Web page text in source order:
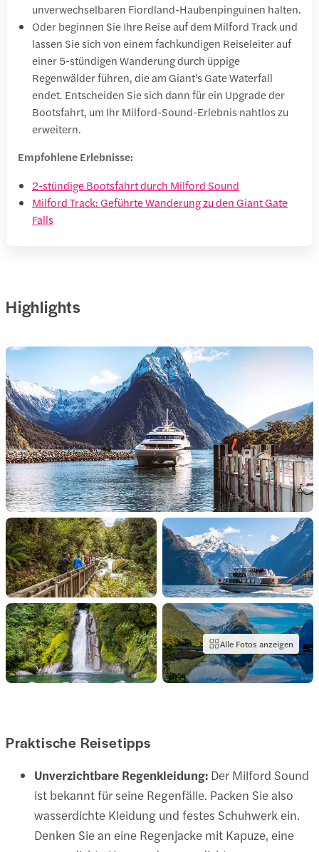
unverwechselbaren Fiordland-Haubenpinguinen halten.
Oder beginnen Sie Ihre Reise auf dem Milford Track und
lassen Sie sich von einem fachkundigen Reiseleiter auf
einer 5-stündigen Wanderung durch üppige
Regenwälder führen, die am Giant's Gate Waterfall
endet. Entscheiden Sie sich dann für ein Upgrade der
Bootsfahrt, um Ihr Milford-Sound-Erlebnis nahtlos zu
erweitern.
Empfohlene Erlebnisse:
2-stündige Bootsfahrt durch Milford Sound
Milford Track: Geführte Wanderung zu den Giant Gate
Falls
Highlights
Alle Fotos anzeigen
Praktische Reisetipps
Unverzichtbare Regenkleidung: Der Milford Sound
ist bekannt für seine Regenfälle. Packen Sie also
wasserdichte Kleidung und festes Schuhwerk ein.
Denken Sie an eine Regenjacke mit Kapuze, eine